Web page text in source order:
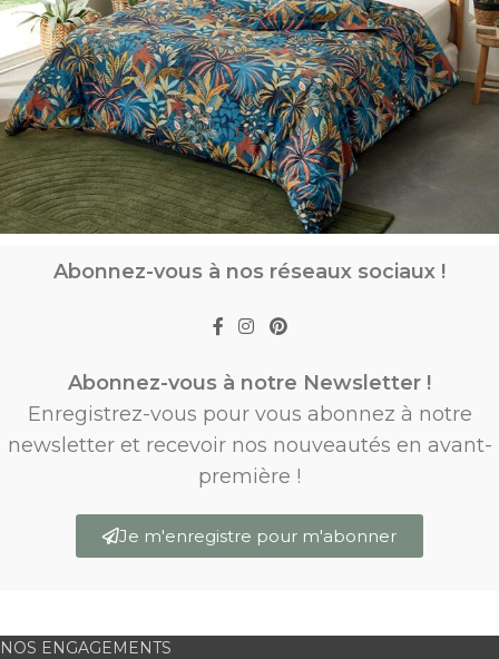
Abonnez-vous à nos réseaux sociaux !
Abonnez-vous à notre Newsletter !
Enregistrez-vous pour vous abonnez à notre
newsletter et recevoir nos nouveautés en avant-
première !
Je m'enregistre pour m'abonner
NOS ENGAGEMENTS